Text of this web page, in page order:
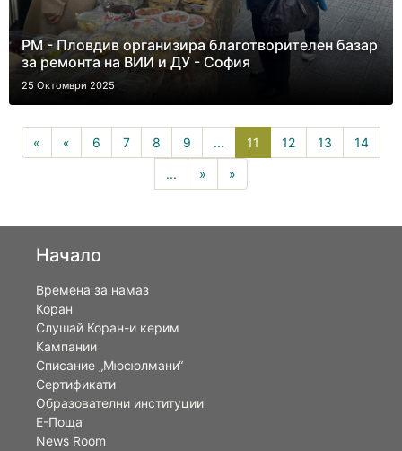
РМ - Пловдив организира благотворителен базар
за ремонта на ВИИ и ДУ - София
25 Октомври 2025
« « 6 7 8 9 ... 11 11(current)
12 13 14
... » »
Начало
Времена за намаз
Коран
Слушай Коран-и керим
Кампании
Списание „Мюсюлмани“
Сертификати
Образователни институции
Е-Поща
News Room